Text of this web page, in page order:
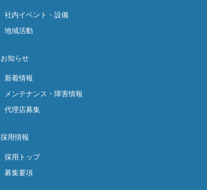
社内イベント・設備
地域活動
お知らせ
新着情報
メンテナンス・障害情報
代理店募集
採用情報
採用トップ
募集要項